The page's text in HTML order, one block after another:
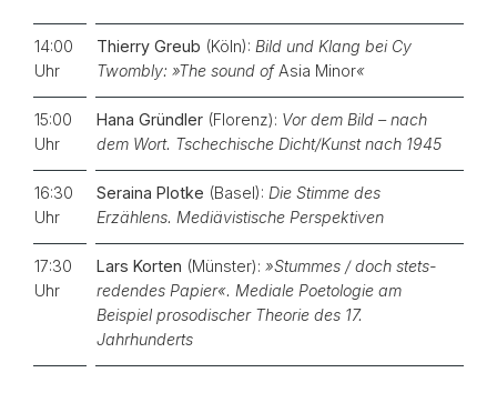
14:00
Uhr
Thierry Greub (Köln): Bild und Klang bei Cy
Twombly: »The sound of Asia Minor«
15:00
Uhr
Hana Gründler (Florenz): Vor dem Bild – nach
dem Wort. Tschechische Dicht/Kunst nach 1945
16:30
Uhr
Seraina Plotke (Basel): Die Stimme des
Erzählens. Mediävistische Perspektiven
17:30
Uhr
Lars Korten (Münster): »Stummes / doch stets-
redendes Papier«. Mediale Poetologie am
Beispiel prosodischer Theorie des 17.
Jahrhunderts